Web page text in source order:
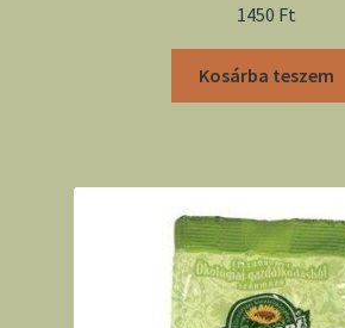
1450 Ft
Kosárba teszem